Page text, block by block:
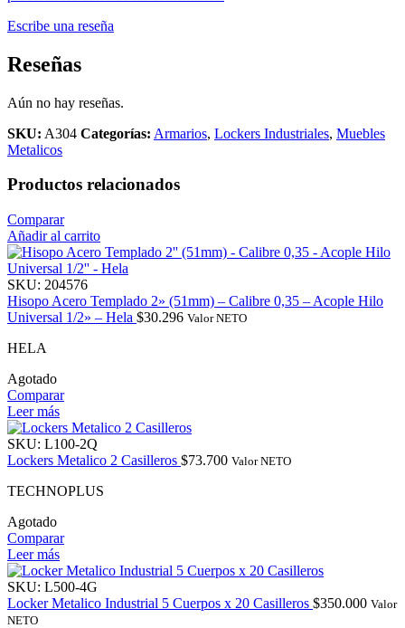
Escribe una reseña
Reseñas
Aún no hay reseñas.
SKU: A304 Categorías: Armarios, Lockers Industriales, Muebles
Metalicos
Productos relacionados
Comparar
Añadir al carrito
SKU: 204576
Hisopo Acero Templado 2» (51mm) – Calibre 0,35 – Acople Hilo
Universal 1/2» – Hela $30.296 Valor NETO
HELA
Agotado
Comparar
Leer más
SKU: L100-2Q
Lockers Metalico 2 Casilleros $73.700 Valor NETO
TECHNOPLUS
Agotado
Comparar
Leer más
SKU: L500-4G
Locker Metalico Industrial 5 Cuerpos x 20 Casilleros $350.000 Valor
NETO